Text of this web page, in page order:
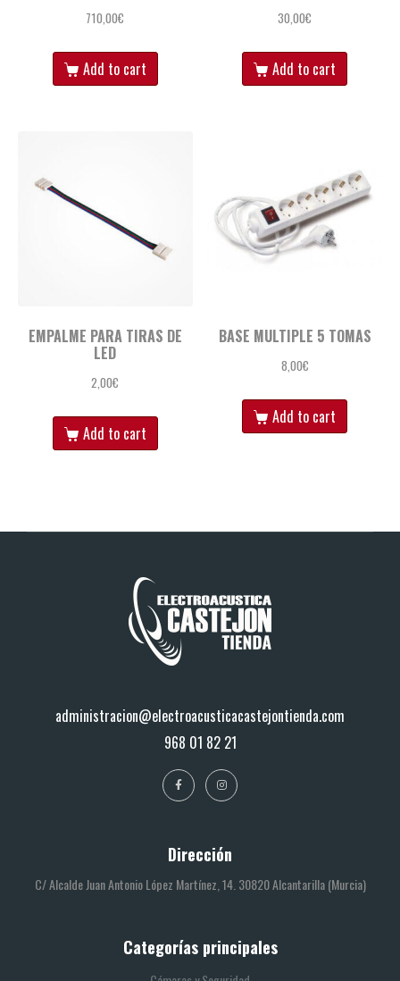
710,00€
Add to cart
30,00€
Add to cart
EMPALME PARA TIRAS DE
LED
2,00€
Add to cart
BASE MULTIPLE 5 TOMAS
8,00€
Add to cart
administracion@electroacusticacastejontienda.com
968 01 82 21
Dirección
C/ Alcalde Juan Antonio López Martínez, 14. 30820 Alcantarilla (Murcia)
Categorías principales